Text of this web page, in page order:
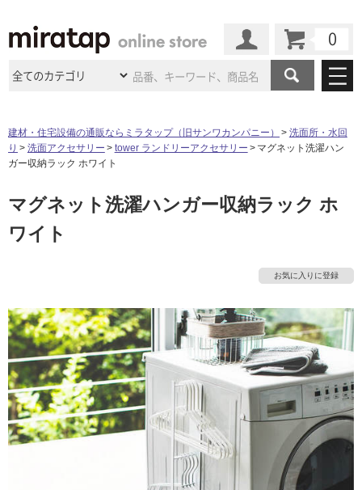
商品カテゴリ
洗面所・水回り
キッチン 浴室（風呂・バスルー
ドア（扉）・
ウッドデッキ フローリング・床材
収納 インテリア・家具
照明 ペット用品
内装用建材 パネル・壁材
天然石・石材
施工事例
施工事例 法人案件納入事例
ミラタップ
ショールーム
ショールームの
ショールーム
名古屋ショールーム 京都ショールーム
福岡ショールーム 札幌スマートショールー
ム
横浜スマートショールー
ム
ウェルビーみのおHDC
BOX
よくある質問 お問い合わせ
修理お問い合わせ クレーム公開
説明書・図面検索 水まわり3年保証
住まいの
スタイリング
アイデア
ミラタップと創る家
ASOLIE
工事会社紹介Coziコンシ
ェルジュ
自分らしい家づくり
SUVACO
最高のリノベ会社がみつ
かる
リノベりす
建材・住宅設備の通販ならミラタップ（旧サンワカンパニー）
洗面所・水回
り
洗面アクセサリー tower ランドリーアクセサリー
マグネット洗濯ハン
ガー収納ラック ホワイト
マグネット洗濯ハンガー収納ラック ホ
ワイト
お気に入りに登録
タ
イ